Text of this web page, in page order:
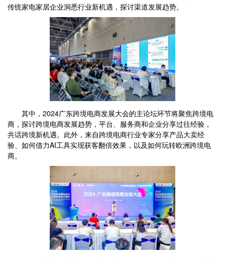
传统家电家居企业洞悉行业新机遇，探讨渠道发展趋势。
其中，2024广东跨境电商发展大会的主论坛环节将聚焦跨境电
商，探讨跨境电商发展趋势，平台、服务商和企业分享过往经验，
共话跨境新机遇。此外，来自跨境电商行业专家分享产品大卖经
验、如何借力AI工具实现获客翻倍效果，以及如何玩转欧洲跨境电
商。